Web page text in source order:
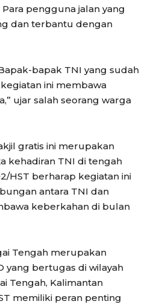
pengguna jalan yang
dan terbantu dengan
bapak TNI yang sudah
ini membawa
ujar salah seorang warga
gratis ini merupakan
kehadiran TNI di tengah
HST berharap kegiatan ini
antara TNI dan
keberkahan di bulan
Tengah merupakan
yang bertugas di wilayah
Tengah, Kalimantan
memiliki peran penting